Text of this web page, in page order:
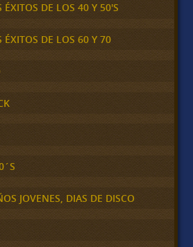
ÉXITOS DE LOS 40 Y 50'S
ÉXITOS DE LOS 60 Y 70
JOVENES, DIAS DE DISCO